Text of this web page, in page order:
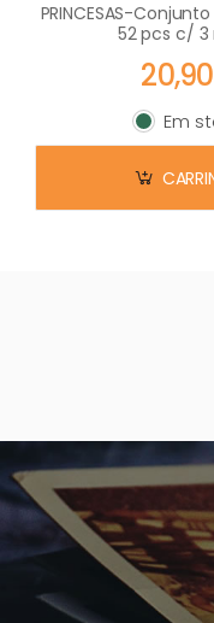
PRINCESAS-
52 pcs c/ 3
EmEm